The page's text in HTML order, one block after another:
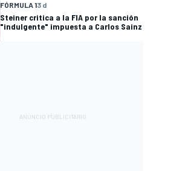
FÓRMULA 13 d
Steiner critica a la FIA por la sanción
"indulgente" impuesta a Carlos Sainz